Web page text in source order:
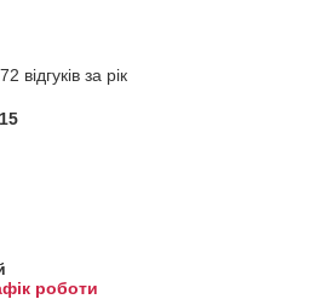
відгуків за рік
роботи